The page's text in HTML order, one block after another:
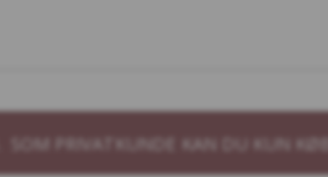
SOM PRIVATKUNDE KAN DU KUN